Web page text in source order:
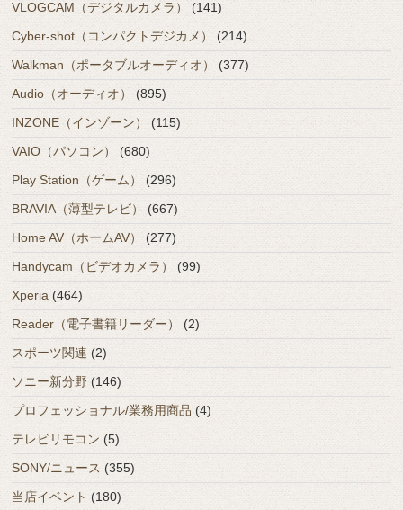
VLOGCAM（デジタルカメラ）
(141)
Cyber-shot（コンパクトデジカメ）
(214)
Walkman（ポータブルオーディオ）
(377)
Audio（オーディオ）
(895)
INZONE（インゾーン）
(115)
VAIO（パソコン）
(680)
Play Station（ゲーム）(296)
BRAVIA（薄型テレビ）
(667)
Home AV（ホームAV）
(277)
Handycam（ビデオカメラ）
(99)
Xperia (464)
Reader（電子書籍リーダー）
(2)
スポーツ関連 (2)
ソニー新分野 (146)
プロフェッショナル/業務用商品 (4)
テレビリモコン (5)
SONY/ニュース (355)
当店イベント (180)